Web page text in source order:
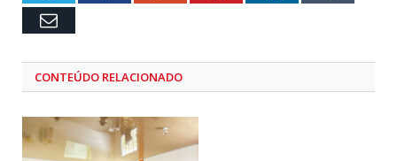
Email
CONTEÚDO RELACIONADO